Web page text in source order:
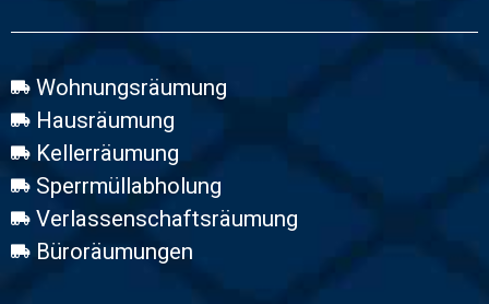
Wohnungsräumung
Hausräumung
Kellerräumung
Sperrmüllabholung
Verlassenschaftsräumung
Büroräumungen